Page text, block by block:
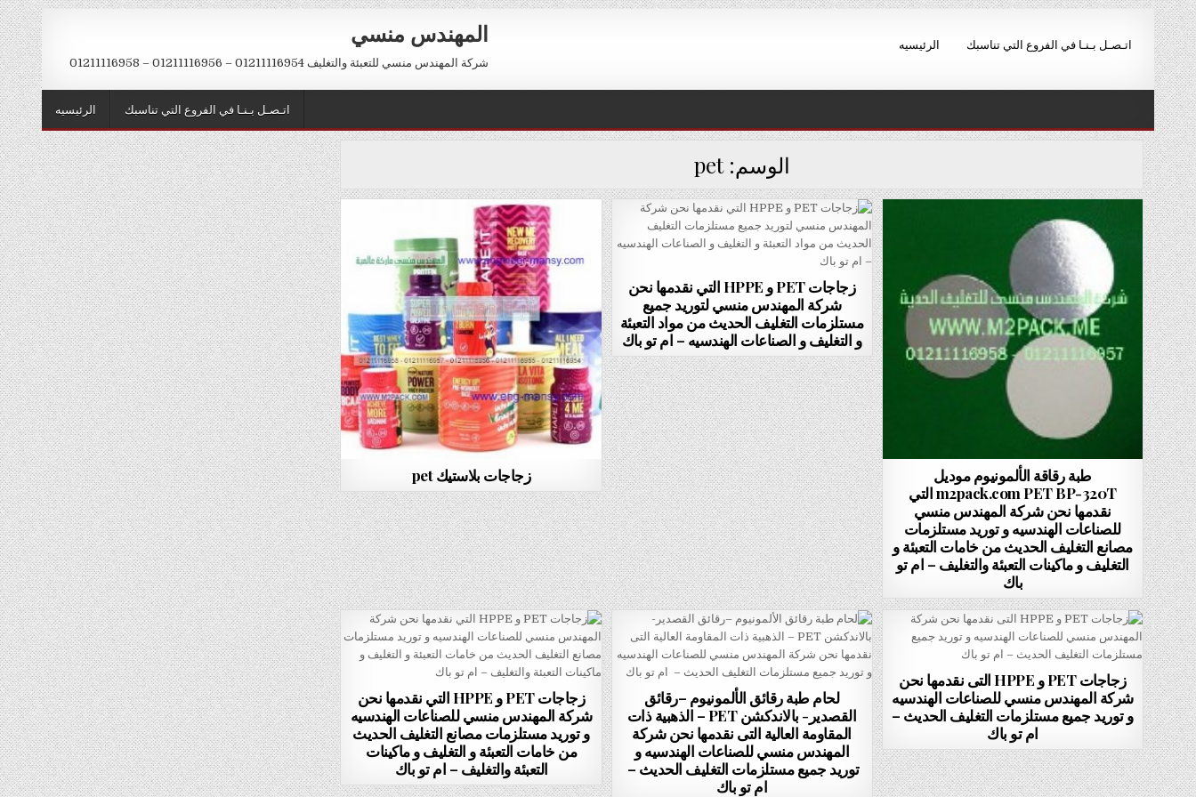
Skip
to
content
المهندس منسي
شركة المهندس منسي للتعبئة والتغليف 01211116954 – 01211116956 – 01211116958
الرئيسيه اتـصـل بـنـا في الفروع التي تناسبك
الرئيسيه اتـصـل بـنـا في الفروع التي تناسبك
الوسم:pet
زجاجات بلاستيك pet
زجاجات PET و HPPE التي نقدمها نحن
شركة المهندس منسي لتوريد جميع
مستلزمات التغليف الحديث من مواد التعبئة
و التغليف و الصناعات الهندسيه – ام تو باك
طبة رقاقة الألمونيوم موديل
m2pack.com PET BP-320T التي
نقدمها نحن شركة المهندس منسي
للصناعات الهندسيه و توريد مستلزمات
مصانع التغليف الحديث من خامات التعبئة و
التغليف و ماكينات التعبئة والتغليف – ام تو
باك
زجاجات PET و HPPE التي نقدمها نحن
شركة المهندس منسي للصناعات الهندسيه
و توريد مستلزمات مصانع التغليف الحديث
من خامات التعبئة و التغليف و ماكينات
التعبئة والتغليف – ام تو باك
لحام طبة رقائق الألمونيوم –رقائق
القصدير- بالاندكشن PET – الذهبية ذات
المقاومة العالية التى نقدمها نحن شركة
المهندس منسي للصناعات الهندسيه و
توريد جميع مستلزمات التغليف الحديث –
ام تو باك
زجاجات PET و HPPE التى نقدمها نحن
شركة المهندس منسي للصناعات الهندسيه
و توريد جميع مستلزمات التغليف الحديث –
ام تو باك